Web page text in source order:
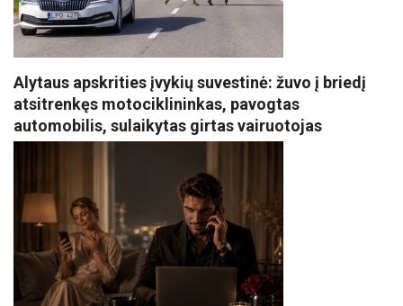
Alytaus apskrities įvykių suvestinė: žuvo į briedį
atsitrenkęs motociklininkas, pavogtas
automobilis, sulaikytas girtas vairuotojas